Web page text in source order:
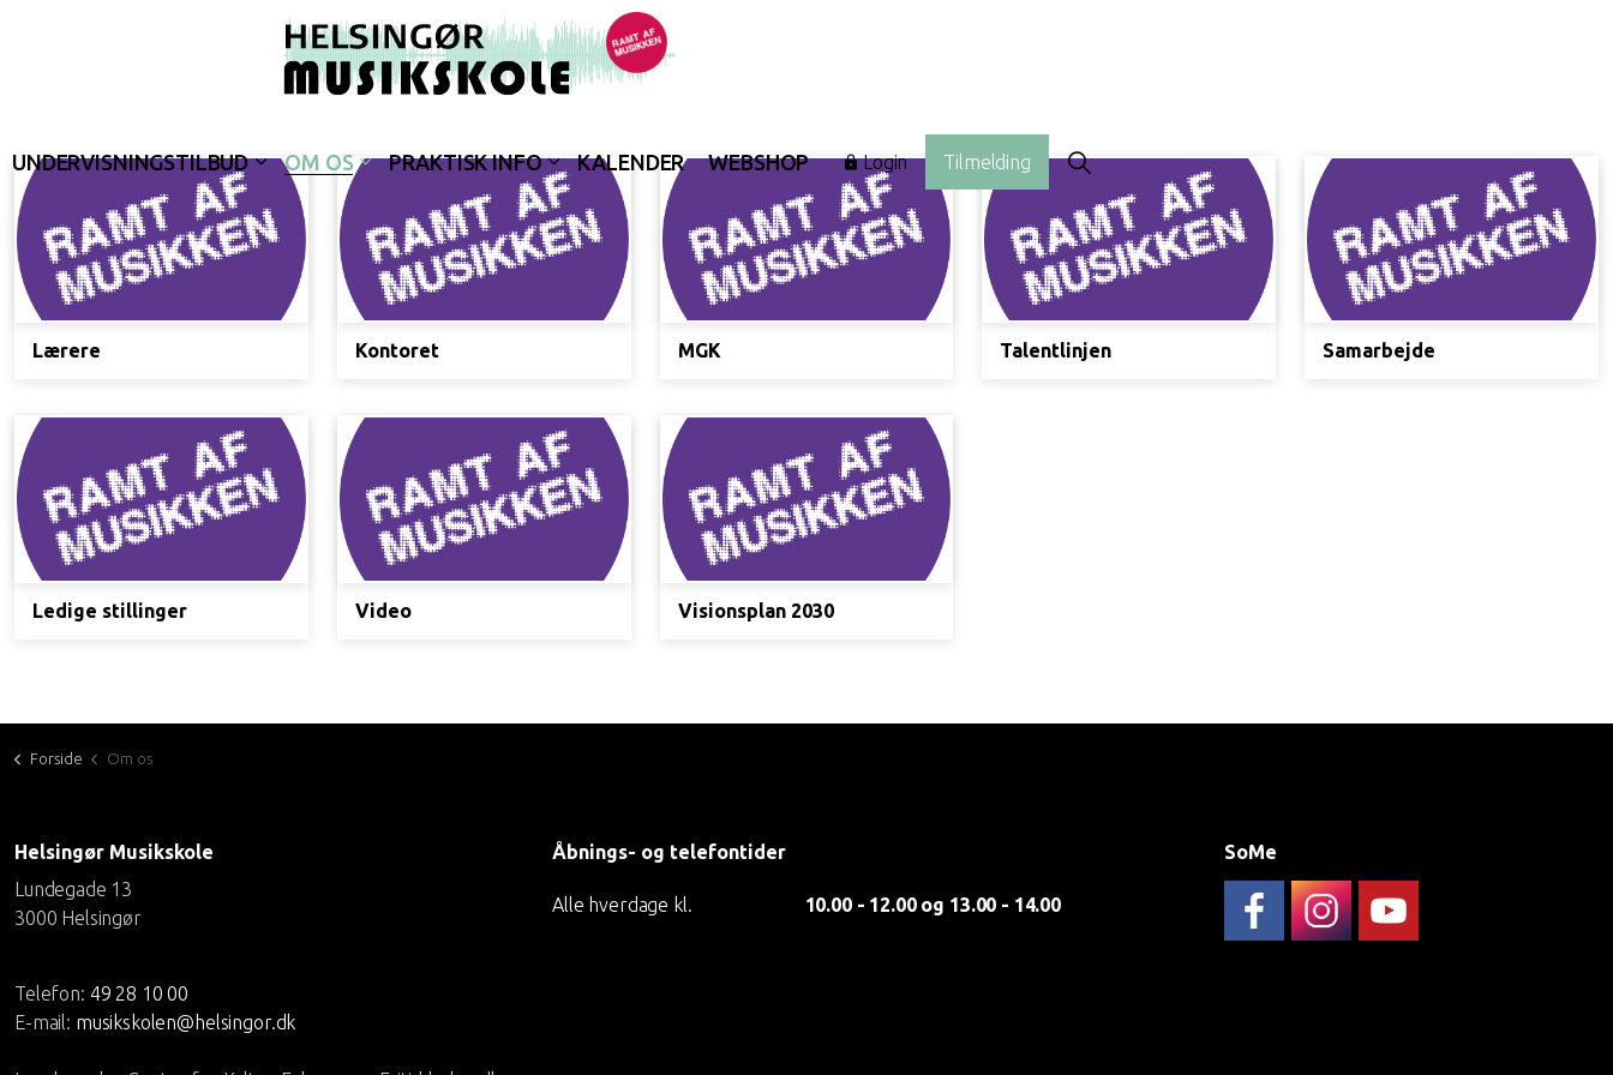
UNDERVISNINGSTILBUD OM OS PRAKTISK INFO KALENDER WEBSHOP Login Tilmelding
Lærere Kontoret MGK Talentlinjen Samarbejde
Ledige stillinger Video Visionsplan 2030
Forside Om os
Helsingør Musikskole
Lundegade 13
3000 Helsingør
Telefon: 49 28 10 00
E-mail: musikskolen@helsingor.dk
Åbnings- og telefontider
Alle hverdage kl. 10.00 - 12.00 og 13.00 - 14.00
SoMe